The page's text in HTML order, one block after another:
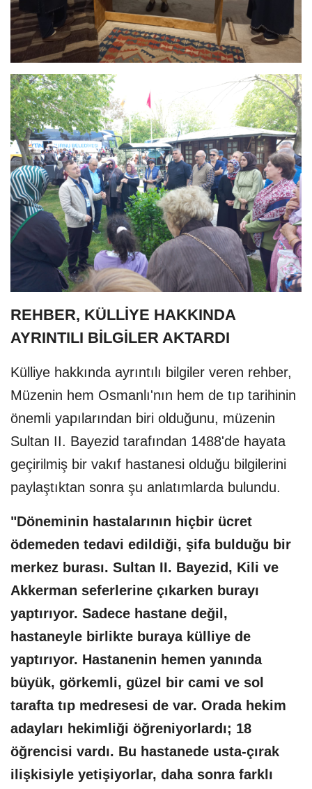
REHBER, KÜLLİYE HAKKINDA
AYRINTILI BİLGİLER AKTARDI
Külliye hakkında ayrıntılı bilgiler veren rehber,
Müzenin hem Osmanlı'nın hem de tıp tarihinin
önemli yapılarından biri olduğunu, müzenin
Sultan II. Bayezid tarafından 1488'de hayata
geçirilmiş bir vakıf hastanesi olduğu bilgilerini
paylaştıktan sonra şu anlatımlarda bulundu.
"Döneminin hastalarının hiçbir ücret
ödemeden tedavi edildiği, şifa bulduğu bir
merkez burası. Sultan II. Bayezid, Kili ve
Akkerman seferlerine çıkarken burayı
yaptırıyor. Sadece hastane değil,
hastaneyle birlikte buraya külliye de
yaptırıyor. Hastanenin hemen yanında
büyük, görkemli, güzel bir cami ve sol
tarafta tıp medresesi de var. Orada hekim
adayları hekimliği öğreniyorlardı; 18
öğrencisi vardı. Bu hastanede usta-çırak
ilişkisiyle yetişiyorlar, daha sonra farklı